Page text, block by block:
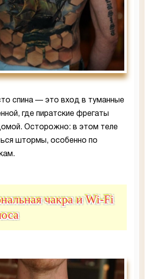
спина — это вход в туманные
где пиратские фрегаты
Осторожно: в этом теле
штормы, особенно по
чакра и Wi-Fi